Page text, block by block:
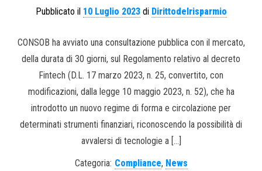
Pubblicato il 10 Luglio 2023di Dirittodelrisparmio
CONSOB ha avviato una consultazione pubblica con il mercato,
della durata di 30 giorni, sul Regolamento relativo al decreto
Fintech (D.L. 17 marzo 2023, n. 25, convertito, con
modificazioni, dalla legge 10 maggio 2023, n. 52), che ha
introdotto un nuovo regime di forma e circolazione per
determinati strumenti finanziari, riconoscendo la possibilità di
avvalersi di tecnologie a […]
Categoria: Compliance, News